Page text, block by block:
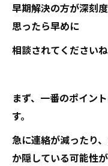
早期解決の方が深刻
思ったら早めに
相談されてくださいね
まず、一番のポイン
す。
急に連絡が減ったり
か隠している可能性が